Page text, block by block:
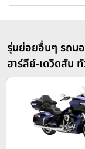
รุ่นย่อยอื่นๆ รถม
ฮาร์ลีย์-เดวิดสัน